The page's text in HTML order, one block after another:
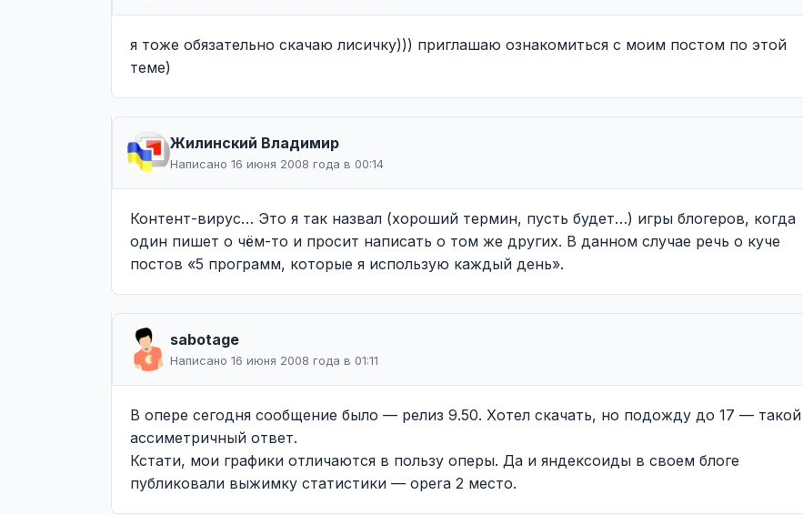
я тоже обязательно скачаю лисичку))) приглашаю ознакомиться с моим постом по этой
теме)
Жилинcкий Владимир
Написано 16 июня 2008 года в 00:14
Контент-вирус… Это я так назвал (хороший термин, пусть будет…) игры блогеров, когда
один пишет о чём-то и просит написать о том же других. В данном случае речь о куче
постов «5 программ, которые я использую каждый день».
sabotage
Написано 16 июня 2008 года в 01:11
В опере сегодня сообщение было — релиз 9.50. Хотел скачать, но подожду до 17 — такой
ассиметричный ответ.
Кстати, мои графики отличаются в пользу оперы. Да и яндексоиды в своем блоге
публиковали выжимку статистики — opera 2 место.